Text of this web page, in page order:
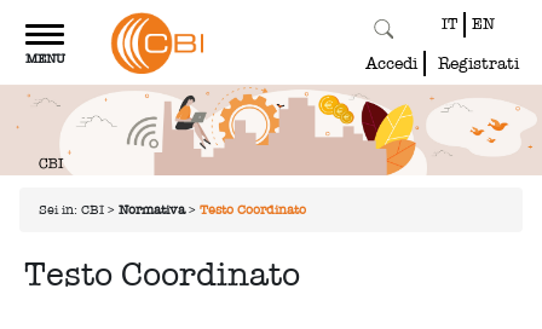
Toggle
navigation
MENU
IT EN
Accedi Registrati
Sei in: CBI > Normativa > Testo Coordinato
Testo Coordinato